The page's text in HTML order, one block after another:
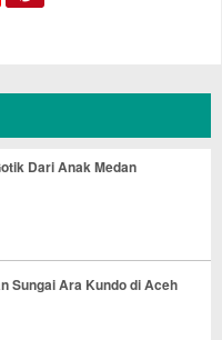
Dari Anak Medan
Sungai Ara Kundo di Aceh